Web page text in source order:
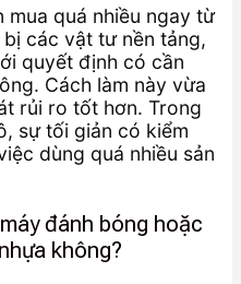
mua quá nhiều ngay từ
các vật tư nền tảng,
quyết định có cần
Cách làm này vừa
rủi ro tốt hơn. Trong
sự tối giản có kiểm
dùng quá nhiều sản
đánh bóng hoặc
không?